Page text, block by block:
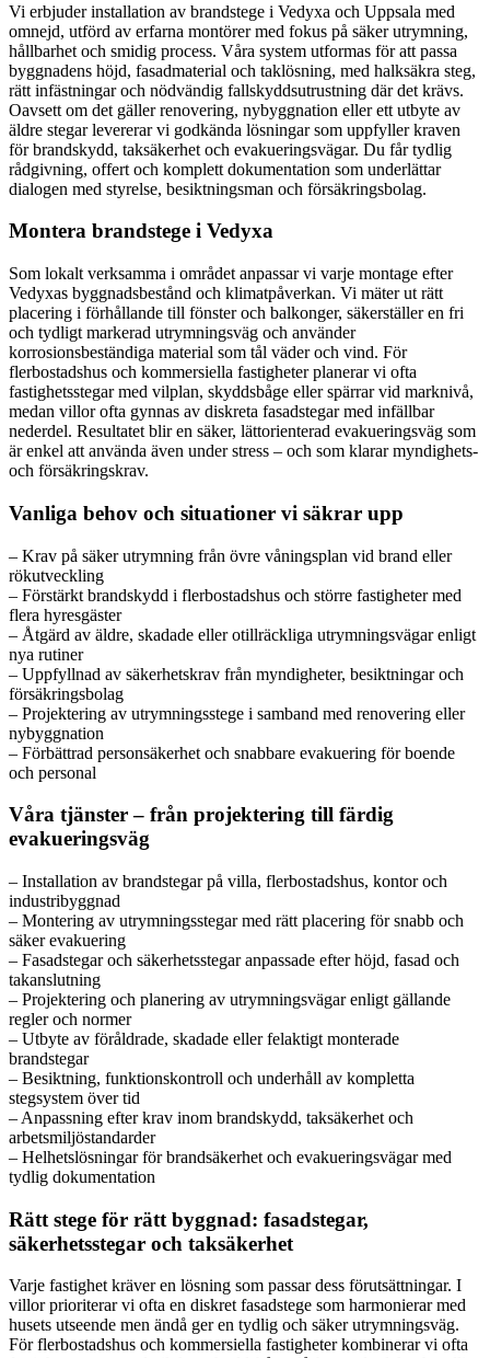
Vi erbjuder installation av brandstege i Vedyxa och Uppsala med
omnejd, utförd av erfarna montörer med fokus på säker utrymning,
hållbarhet och smidig process. Våra system utformas för att passa
byggnadens höjd, fasadmaterial och taklösning, med halksäkra steg,
rätt infästningar och nödvändig fallskyddsutrustning där det krävs.
Oavsett om det gäller renovering, nybyggnation eller ett utbyte av
äldre stegar levererar vi godkända lösningar som uppfyller kraven
för brandskydd, taksäkerhet och evakueringsvägar. Du får tydlig
rådgivning, offert och komplett dokumentation som underlättar
dialogen med styrelse, besiktningsman och försäkringsbolag.
Montera brandstege i Vedyxa
Som lokalt verksamma i området anpassar vi varje montage efter
Vedyxas byggnadsbestånd och klimatpåverkan. Vi mäter ut rätt
placering i förhållande till fönster och balkonger, säkerställer en fri
och tydligt markerad utrymningsväg och använder
korrosionsbeständiga material som tål väder och vind. För
flerbostadshus och kommersiella fastigheter planerar vi ofta
fastighetsstegar med vilplan, skyddsbåge eller spärrar vid marknivå,
medan villor ofta gynnas av diskreta fasadstegar med infällbar
nederdel. Resultatet blir en säker, lättorienterad evakueringsväg som
är enkel att använda även under stress – och som klarar myndighets-
och försäkringskrav.
Vanliga behov och situationer vi säkrar upp
– Krav på säker utrymning från övre våningsplan vid brand eller
rökutveckling
– Förstärkt brandskydd i flerbostadshus och större fastigheter med
flera hyresgäster
– Åtgärd av äldre, skadade eller otillräckliga utrymningsvägar enligt
nya rutiner
– Uppfyllnad av säkerhetskrav från myndigheter, besiktningar och
försäkringsbolag
– Projektering av utrymningsstege i samband med renovering eller
nybyggnation
– Förbättrad personsäkerhet och snabbare evakuering för boende
och personal
Våra tjänster – från projektering till färdig
evakueringsväg
– Installation av brandstegar på villa, flerbostadshus, kontor och
industribyggnad
– Montering av utrymningsstegar med rätt placering för snabb och
säker evakuering
– Fasadstegar och säkerhetsstegar anpassade efter höjd, fasad och
takanslutning
– Projektering och planering av utrymningsvägar enligt gällande
regler och normer
– Utbyte av föråldrade, skadade eller felaktigt monterade
brandstegar
– Besiktning, funktionskontroll och underhåll av kompletta
stegsystem över tid
– Anpassning efter krav inom brandskydd, taksäkerhet och
arbetsmiljöstandarder
– Helhetslösningar för brandsäkerhet och evakueringsvägar med
tydlig dokumentation
Rätt stege för rätt byggnad: fasadstegar,
säkerhetsstegar och taksäkerhet
Varje fastighet kräver en lösning som passar dess förutsättningar. I
villor prioriterar vi ofta en diskret fasadstege som harmonierar med
husets utseende men ändå ger en tydlig och säker utrymningsväg.
För flerbostadshus och kommersiella fastigheter kombinerar vi ofta